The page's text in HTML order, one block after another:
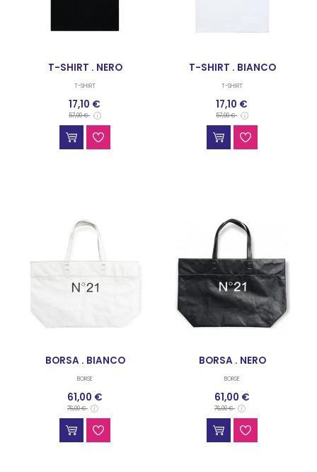
T-SHIRT . NERO
T-SHIRT
17,10 €
57,00 €
T-SHIRT . BIANCO
T-SHIRT
17,10 €
57,00 €
BORSA . BIANCO
BORSE
61,00 €
76,00 €
BORSA . NERO
BORSE
61,00 €
76,00 €